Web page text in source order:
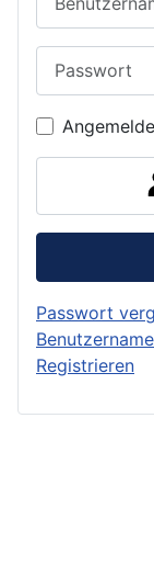
Passwort
Registrieren